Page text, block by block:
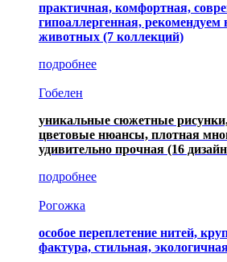
практичная, комфортная,
гипоаллергенная, рекомендуем
животных (7 коллекций)
подробнее
Гобелен
уникальные сюжетные
цветовые нюансы, плотная
удивительно прочная (16
подробнее
Рогожка
особое переплетение нитей,
фактура, стильная,